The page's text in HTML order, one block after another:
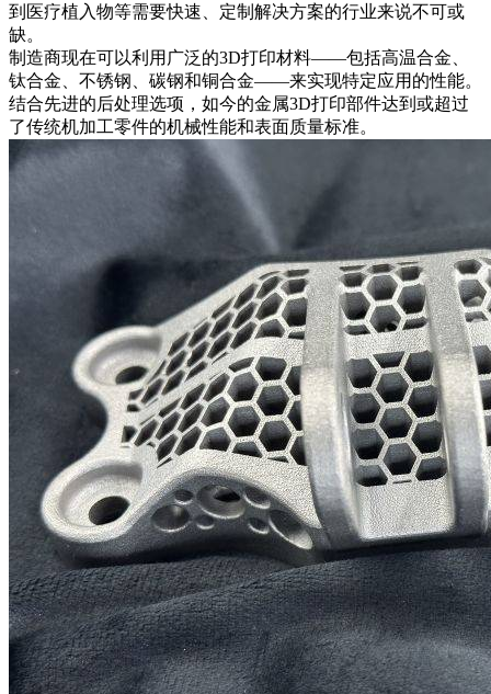
到医疗植入物等需要快速、定制解决方案的行业来说不可或
缺。
制造商现在可以利用广泛的3D打印材料——包括高温合金、
钛合金、不锈钢、碳钢和铜合金——来实现特定应用的性能。
结合先进的后处理选项，如今的金属3D打印部件达到或超过
了传统机加工零件的机械性能和表面质量标准。